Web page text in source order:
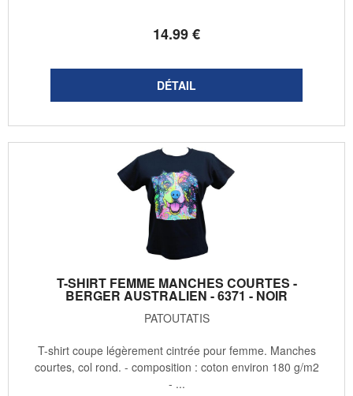
14.99€
T-SHIRT FEMME MANCHES COURTES -
BERGER AUSTRALIEN - 6371 - NOIR
PATOUTATIS
T-shirt coupe légèrement cintrée pour femme. Manches
courtes, col rond. - composition : coton environ 180 g/m2
- ...